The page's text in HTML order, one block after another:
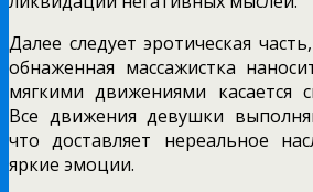
Далее следует эротическая
обнаженная массажистка
мягкими движениями касается
Все движения девушки
что доставляет нереальное
яркие эмоции.